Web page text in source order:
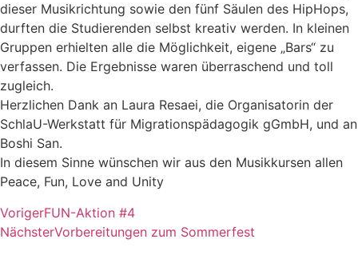
dieser Musikrichtung sowie den fünf Säulen des HipHops,
durften die Studierenden selbst kreativ werden. In kleinen
Gruppen erhielten alle die Möglichkeit, eigene „Bars“ zu
verfassen. Die Ergebnisse waren überraschend und toll
zugleich.
Herzlichen Dank an Laura Resaei, die Organisatorin der
SchlaU-Werkstatt für Migrationspädagogik gGmbH, und an
Boshi San.
In diesem Sinne wünschen wir aus den Musikkursen allen
Peace, Fun, Love and Unity
VorigerFUN-Aktion #4
NächsterVorbereitungen zum Sommerfest